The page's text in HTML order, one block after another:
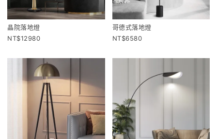
晶院落地燈
12980
哥德式落地燈
6580